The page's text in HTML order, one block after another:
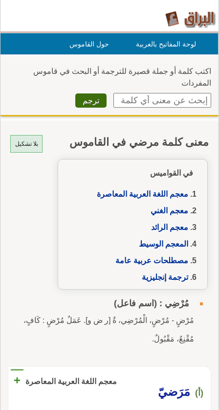
لوحة المفاتيح بالعربية حول القاموس
اكتب كلمة أو جملة قصيرة للترجمة أو البحث في قاموس
المفردات
بلا تشكيل معنى كلمة مرضي في القاموس
في القواميس
معجم اللغة العربية المعاصرة
معجم الغني
معجم الرائد
المعجم الوسيط
مصطلحات عربية عامة
ترجمة إنجليزية
مُرْضِي : (اسم فاعل)
مُرْضٍ - مُرْضٍ، الْمُرْضِي، ةٌ [ر ض و]. عَمَلٌ مُرْضٍ : كَافٍ،
مُقْنِعٌ، مَقْبُولٌ.
معجم اللغة العربية المعاصرة +
(أ) مَرَضيّ